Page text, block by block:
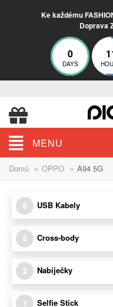
Ke každému
Doprava
0
DAYS
MENU
Domů » OPPO » A94 5G
6 USB Kabely
6 Cross-body
2 Nabíječky
1 Selfie Stick